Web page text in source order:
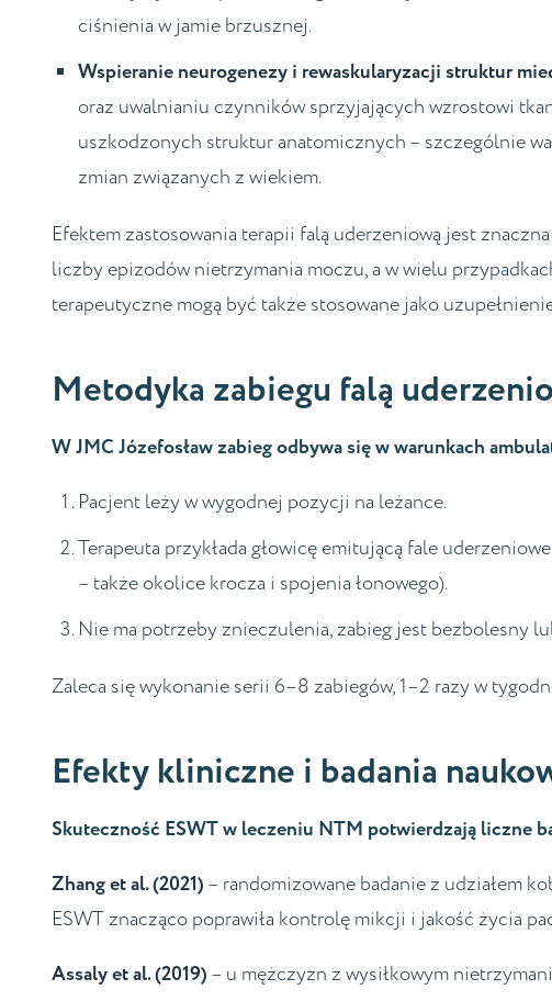
ciśnienia w jamie brzusznej.
Wspieranie neurogenezy i rewaskularyzacji struktur
oraz uwalnianiu czynników sprzyjających wzrostowi
uszkodzonych struktur anatomicznych – szczególnie
zmian związanych z wiekiem.
Efektem zastosowania terapii falą uderzeniową jest
liczby epizodów nietrzymania moczu, a w wielu
terapeutyczne mogą być także stosowane jako
Metodyka zabiegu falą
W JMC Józefosław zabieg odbywa się w warunkach
Pacjent leży w wygodnej pozycji na leżance.
Terapeuta przykłada głowicę emitującą fale
– także okolice krocza i spojenia łonowego).
Nie ma potrzeby znieczulenia, zabieg jest bezbolesny
Zaleca się wykonanie serii 6–8 zabiegów, 1–2 razy w
Efekty kliniczne i badania
Skuteczność ESWT w leczeniu NTM potwierdzają liczne
Zhang et al. (2021) – randomizowane badanie z udziałem
ESWT znacząco poprawiła kontrolę mikcji i jakość życia
Assaly et al. (2019) – u mężczyzn z wysiłkowym